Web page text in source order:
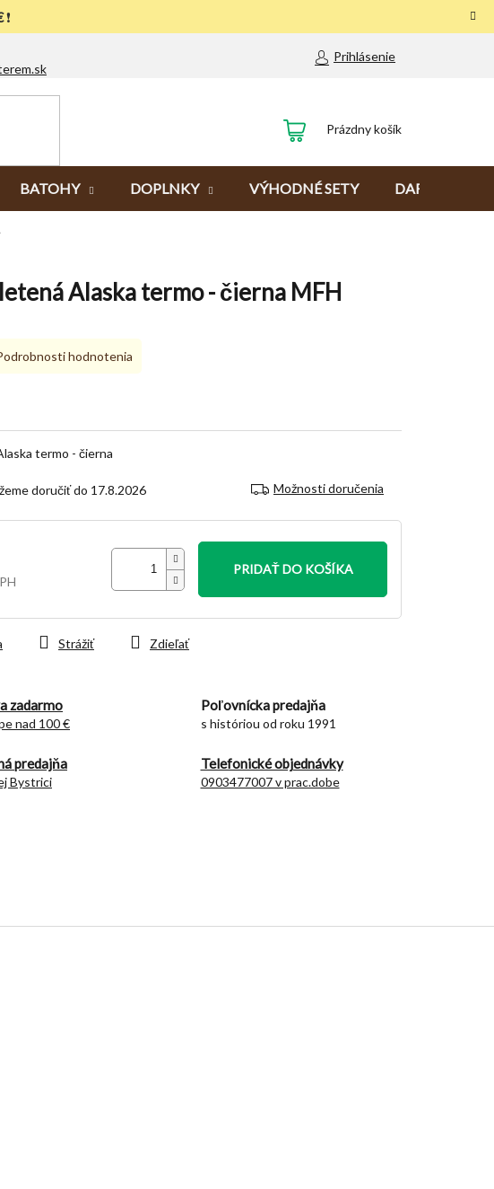
❗
Prihlásenie
NÁKUPNÝ
Prázdny košík
BATOHY DOPLNKY VÝHODNÉ SETY DARČEKY
Alaska termo - čierna MFH
17.8.2026 Možnosti doručenia
PRIDAŤ DO KOŠÍKA
zadarmo
nad 100 €
Poľovnícka predajňa
s históriou od roku 1991
predajňa
Bystrici
Telefonické objednávky
0903477007 v prac.dobe
termo - čierna
Strážiť Zdieľať
hodnotenia